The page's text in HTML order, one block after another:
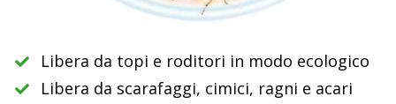
Libera da topi e roditori in modo ecologico
Libera da scarafaggi, cimici, ragni e acari